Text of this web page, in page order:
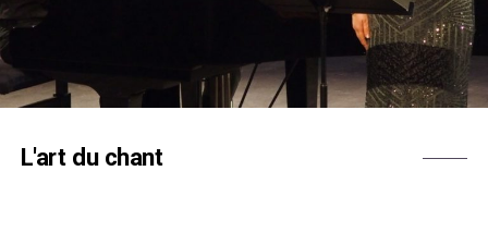
L'art du chant